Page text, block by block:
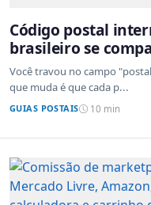
Código postal
brasileiro se
sistemas de
Você travou no campo
que muda é que cada p...
GUIAS POSTAIS 10 min